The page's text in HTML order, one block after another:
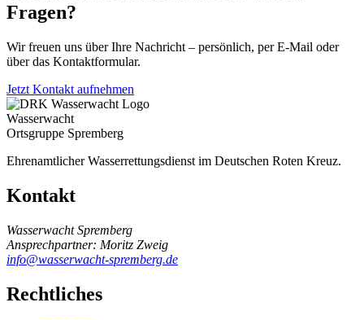
Fragen?
Wir freuen uns über Ihre Nachricht – persönlich, per E-Mail oder
über das Kontaktformular.
Jetzt Kontakt aufnehmen
Wasserwacht
Ortsgruppe Spremberg
Ehrenamtlicher Wasserrettungsdienst im Deutschen Roten Kreuz.
Kontakt
Wasserwacht Spremberg
Ansprechpartner: Moritz Zweig
info@wasserwacht-spremberg.de
Rechtliches